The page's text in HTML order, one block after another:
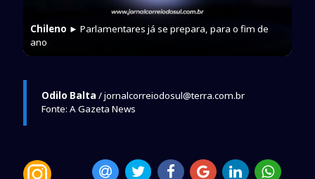
Chileno ► Parlamentares já se prepara, para o fim de
ano
Odilo Balta / jornalcorreiodosul@terra.com.br
Fonte: A Gazeta News